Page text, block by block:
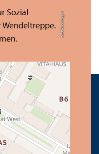
Bild: Anna Logue